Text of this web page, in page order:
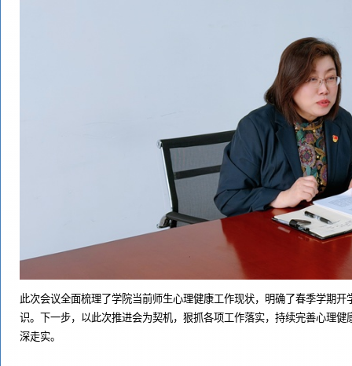
此次会议全面梳理了学院当前师生心理健康工作现状，明确了春季学期
识。下一步，以此次推进会为契机，狠抓各项工作落实，持续完善心理
深走实。